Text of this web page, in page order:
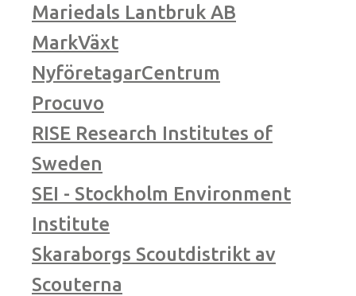
Mariedals Lantbruk AB
MarkVäxt
NyföretagarCentrum
Procuvo
RISE Research Institutes of
Sweden
SEI - Stockholm Environment
Institute
Skaraborgs Scoutdistrikt av
Scouterna